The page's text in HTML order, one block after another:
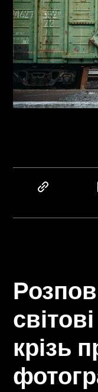
крізь